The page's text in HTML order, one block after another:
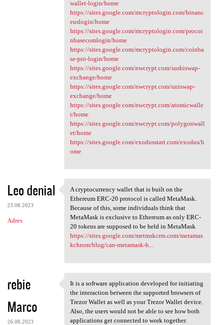
wallet-login/home
https://sites.google.com/mcryptologin.com/binanc
euslogin/home
https://sites.google.com/mcryptologin.com/procoi
nbasecomlogin/home
https://sites.google.com/mcryptologin.com/coinba
se-pro-login/home
https://sites.google.com/nwcrypt.com/sushiswap-
exchange/home
https://sites.google.com/nwcrypt.com/uniswap-
exchange/home
https://sites.google.com/nwcrypt.com/atomicwalle
t/home
https://sites.google.com/nwcrypt.com/polygonwall
et/home
https://sites.google.com/exodusstart.com/exodus/h
ome
Leo denial
23.08.2023
Adres
A cryptocurrency wallet that
A cryptocurrency wallet that is built on the
Ethereum ERC-20 protocol is called MetaMask.
Because of this, some individuals think that
MetaMask is exclusive to Ethereum as only ERC-
20 tokens are supposed to be held in MetaMask
https://sites.google.com/metmskcrm.com/metamas
kchrom/blog/can-metamask-h...
rebie
Marco
26.08.2023
It is a software application
It is a software application developed for initiating
the interaction between the supported browsers of
Trezor Wallet as well as your Trezor Wallet device.
Also, the users would not be able to see how both
applications get connected to work together.